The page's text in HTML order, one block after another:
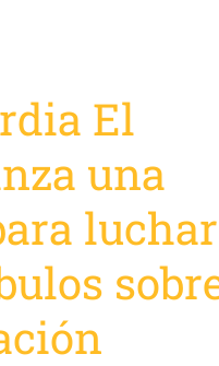
El
una
luchar